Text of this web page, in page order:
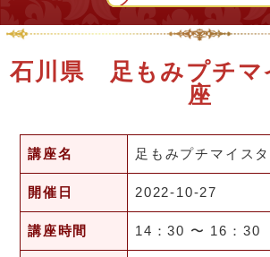
石川県 足もみプチマ
座
講座名 足もみプチマイス
開催日 2022-10-27
講座時間 14：30 〜 16：30